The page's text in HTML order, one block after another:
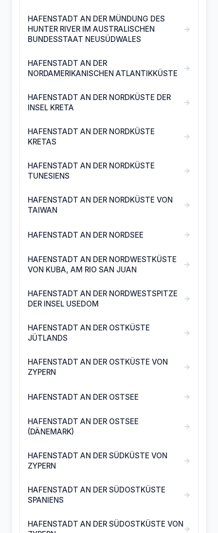
HAFENSTADT AN DER MÜNDUNG DES
HUNTER RIVER IM AUSTRALISCHEN
BUNDESSTAAT NEUSÜDWALES
→
HAFENSTADT AN DER
NORDAMERIKANISCHEN ATLANTIKKÜSTE
→
HAFENSTADT AN DER NORDKÜSTE DER
INSEL KRETA
→
HAFENSTADT AN DER NORDKÜSTE
KRETAS
→
HAFENSTADT AN DER NORDKÜSTE
TUNESIENS
→
HAFENSTADT AN DER NORDKÜSTE VON
TAIWAN
→
HAFENSTADT AN DER NORDSEE →
HAFENSTADT AN DER NORDWESTKÜSTE
VON KUBA, AM RIO SAN JUAN
→
HAFENSTADT AN DER NORDWESTSPITZE
DER INSEL USEDOM
→
HAFENSTADT AN DER OSTKÜSTE
JÜTLANDS
→
HAFENSTADT AN DER OSTKÜSTE VON
ZYPERN
→
HAFENSTADT AN DER OSTSEE →
HAFENSTADT AN DER OSTSEE
(DÄNEMARK)
→
HAFENSTADT AN DER SÜDKÜSTE VON
ZYPERN
→
HAFENSTADT AN DER SÜDOSTKÜSTE
SPANIENS
→
HAFENSTADT AN DER SÜDOSTKÜSTE VON
→